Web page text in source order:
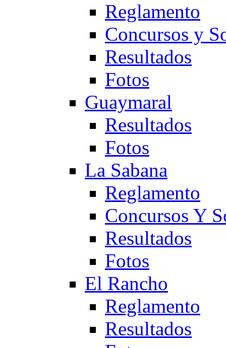
Reglamento
Concursos y
Resultados
Fotos
Guaymaral
Resultados
Fotos
La Sabana
Reglamento
Concursos Y
Resultados
Fotos
El Rancho
Reglamento
Resultados